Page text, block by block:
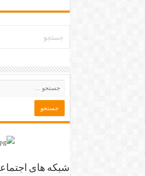
شبکه های